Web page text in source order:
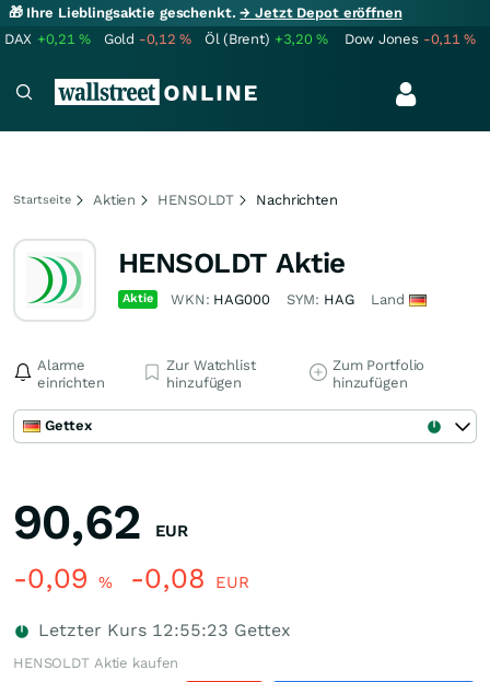
🎁 Ihre Lieblingsaktie geschenkt.→ Jetzt Depot eröffnen
DAX +0,21% Gold -0,12% Öl (Brent) +3,20% Dow Jones -0,11%
Startseite Aktien HENSOLDT Nachrichten
HENSOLDT Aktie
Aktie WKN: HAG000 SYM: HAG Land
Alarme
einrichten
Zur Watchlist
hinzufügen
Zum Portfolio
hinzufügen
Gettex
90,62 EUR
-0,09 % -0,08 EUR
Letzter Kurs 12:55:23 Gettex
HENSOLDT Aktie kaufen